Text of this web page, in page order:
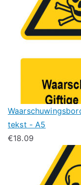
tekst - A5
€18.09